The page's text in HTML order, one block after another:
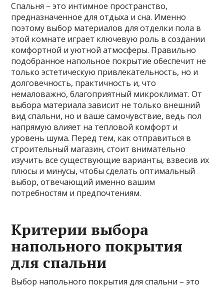
Спальня – это интимное пространство,
предназначенное для отдыха и сна. Именно
поэтому выбор материалов для отделки пола в
этой комнате играет ключевую роль в создании
комфортной и уютной атмосферы. Правильно
подобранное напольное покрытие обеспечит не
только эстетическую привлекательность, но и
долговечность, практичность и, что
немаловажно, благоприятный микроклимат. От
выбора материала зависит не только внешний
вид спальни, но и ваше самочувствие, ведь пол
напрямую влияет на тепловой комфорт и
уровень шума. Перед тем, как отправиться в
строительный магазин, стоит внимательно
изучить все существующие варианты, взвесив их
плюсы и минусы, чтобы сделать оптимальный
выбор, отвечающий именно вашим
потребностям и предпочтениям.
Критерии выбора
напольного покрытия
для спальни
Выбор напольного покрытия для спальни – это